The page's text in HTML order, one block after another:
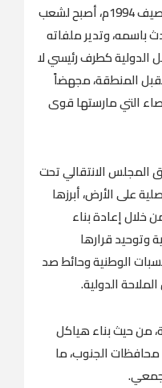
ولأول مرة منذ اجتياح الجنوب في صيف 1994م، أصبح لشعب
باسمه، وتدير ملفاته
الدولية كطرف رئيسي لا
المنطقة، مجهضاً
التي مارستها قوى
المجلس الانتقالي تحت
على الأرض، أبرزها
خلال إعادة بناء
وتوحيد قرارها
الوطنية وحائط صد
الدولية.
من حيث بناء هياكل
الجنوب، ما